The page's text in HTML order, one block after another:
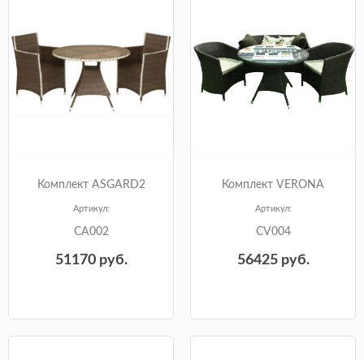
Комплект ASGARD2
Артикул:
CA002
51170руб.
Комплект VERONA
Артикул:
CV004
56425руб.